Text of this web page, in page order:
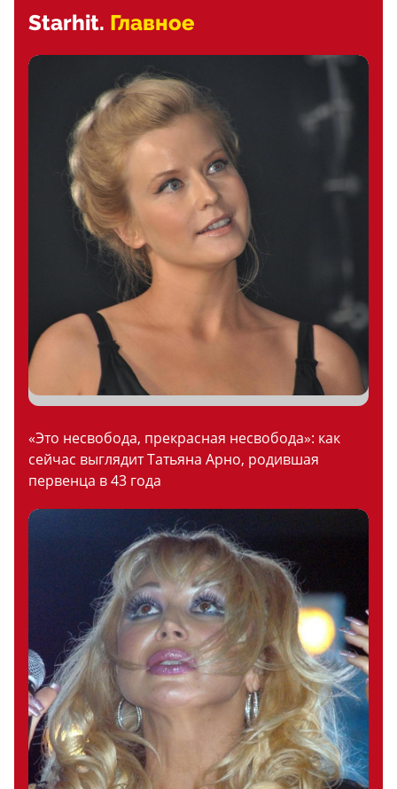
Starhit. Главное
«Это несвобода, прекрасная несвобода»: как
сейчас выглядит Татьяна Арно, родившая
первенца в 43 года